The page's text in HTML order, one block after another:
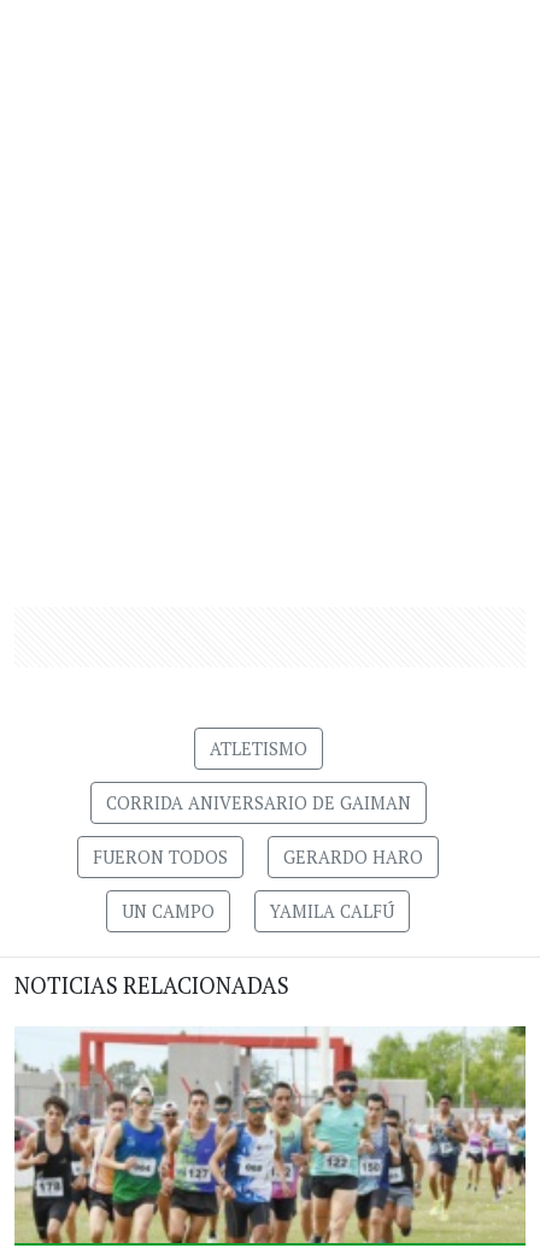
ATLETISMO
CORRIDA ANIVERSARIO DE GAIMAN
FUERON TODOS GERARDO HARO
UN CAMPO YAMILA CALFÚ
NOTICIAS RELACIONADAS